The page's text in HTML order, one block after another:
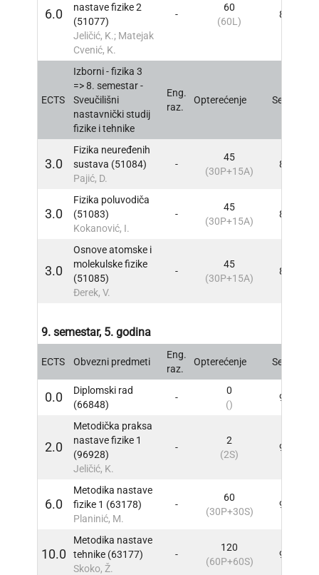
6.0
nastave fizike 2
(51077)
Jeličić, K.; Matejak
Cvenić, K.
-
60
(60L)
8
ECTS
Izborni - fizika 3
=> 8. semestar -
Sveučilišni
nastavnički studij
fizike i tehnike
Eng.
raz.
Opterećenje Sem
3.0
Fizika neuređenih
sustava (51084)
Pajić, D.
-
45
(30P+15A)
8
3.0
Fizika poluvodiča
(51083)
Kokanović, I.
-
45
(30P+15A)
8
3.0
Osnove atomske i
molekulske fizike
(51085)
Đerek, V.
-
45
(30P+15A)
8
9. semestar, 5. godina
ECTS Obvezni predmeti
Eng.
raz.
Opterećenje Sem
0.0
Diplomski rad
(66848)
-
0
()
9
2.0
Metodička praksa
nastave fizike 1
(96928)
Jeličić, K.
-
2
(2S)
9
6.0
Metodika nastave
fizike 1 (63178)
Planinić, M.
-
60
(30P+30S)
9
10.0
Metodika nastave
tehnike (63177)
Skoko, Ž.
-
120
(60P+60S)
9